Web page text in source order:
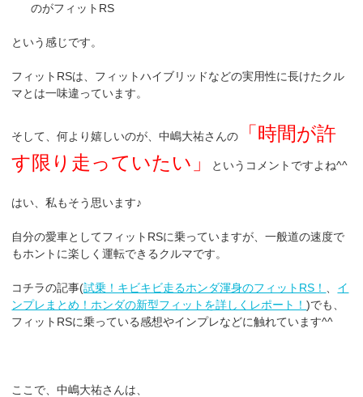
のがフィットRS
という感じです。
フィットRSは、フィットハイブリッドなどの実用性に長けたクル
マとは一味違っています。
そして、何より嬉しいのが、中嶋大祐さんの
「時間が許
す限り走っていたい」
というコメントですよね^^
はい、私もそう思います♪
自分の愛車としてフィットRSに乗っていますが、一般道の速度で
もホントに楽しく運転できるクルマです。
コチラの記事(試乗！キビキビ走るホンダ渾身のフィットRS！
イ
ンプレまとめ！ホンダの新型フィットを詳しくレポート！)でも、
フィットRSに乗っている感想やインプレなどに触れています^^
ここで、中嶋大祐さんは、